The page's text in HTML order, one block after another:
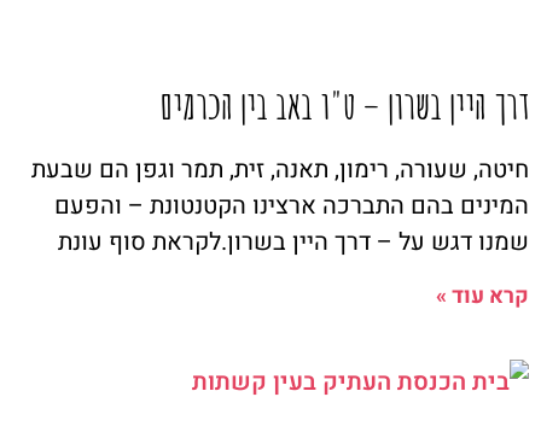
דרך היין בשרון – ט"ו באב בין הכרמים
חיטה, שעורה, רימון, תאנה, זית, תמר וגפן הם שבעת
המינים בהם התברכה ארצינו הקטנטונת – והפעם
שמנו דגש על – דרך היין בשרון.לקראת סוף עונת
קרא עוד »